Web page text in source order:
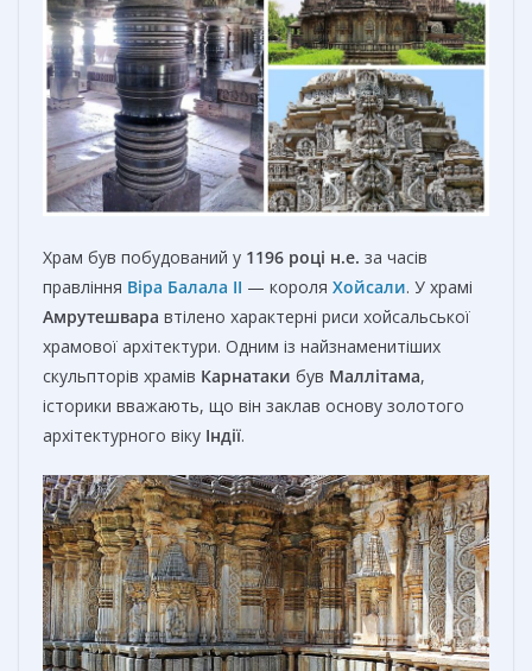
Храм був побудований у 1196 році н.е. за часів
правління Віра Балала II — короля Хойсали. У храмі
Амрутешвара втілено характерні риси хойсальської
храмової архітектури. Одним із найзнаменитіших
скульпторів храмів Карнатаки був Маллітама,
історики вважають, що він заклав основу золотого
архітектурного віку Індії.